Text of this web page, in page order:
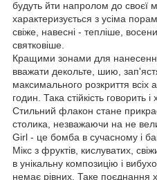
будуть йти напролом до
характеризується з усіма
свіже, навесні - тепліше,
святковіше.
Кращими зонами для
вважати декольте, шию,
максимального розкриття всіх
годин. Така стійкість говорить
Стильний флакон стане
столика, незважаючи на не
Girl - це бомба в сучасному і
Мікс з фруктів, кислуватих,
в унікальну композицію і
немає рівних. Таке поєднання